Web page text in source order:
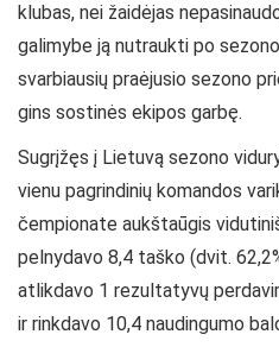
klubas, nei žaidėjas
galimybe ją nutraukti po
svarbiausių praėjusio sezono
gins sostinės ekipos garbę.
Sugrįžęs į Lietuvą sezono
vienu pagrindinių komandos
čempionate aukštaūgis
pelnydavo 8,4 taško (dvit.
atlikdavo 1 rezultatyvų
ir rinkdavo 10,4 naudingumo